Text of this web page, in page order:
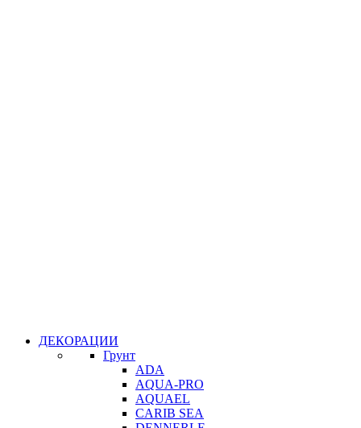
ДЕКОРАЦИИ
Грунт
ADA
AQUA-PRO
AQUAEL
CARIB SEA